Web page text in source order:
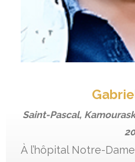
Saint-Pascal,
À l’hôpital Notre-